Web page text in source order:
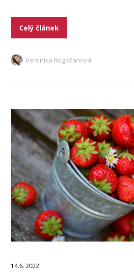
Celý článek
Veronika Rogožanová
14.6. 2022